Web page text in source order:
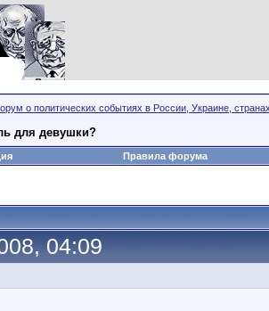
о политических событиях в России, Украине,
для девушки?
Правила форума
04:09